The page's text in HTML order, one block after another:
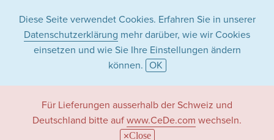
Diese Seite verwendet Cookies. Erfahren Sie in unserer
Datenschutzerklärung mehr darüber, wie wir Cookies
einsetzen und wie Sie Ihre Einstellungen ändern
können. OK
Für Lieferungen ausserhalb der Schweiz und
Deutschland bitte auf www.CeDe.com wechseln.
Close